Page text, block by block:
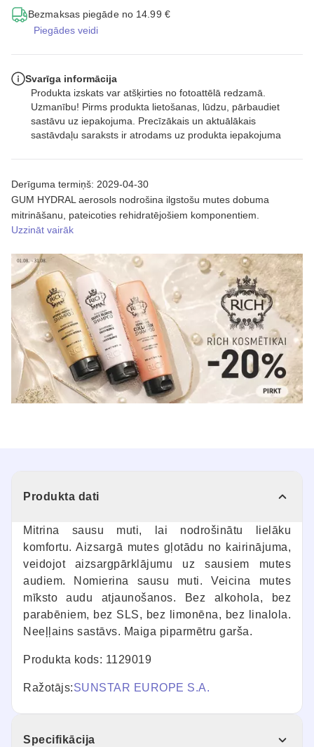
Bezmaksas piegāde no 14.99 €
Piegādes veidi
Derīguma termiņš: 2029-04-30
GUM HYDRAL aerosols nodrošina ilgstošu mutes dobuma
mitrināšanu, pateicoties rehidratējošiem komponentiem.
Uzzināt vairāk
Svarīga informācija
Produkta izskats var atšķirties no fotoattēlā redzamā.
Uzmanību! Pirms produkta lietošanas, lūdzu, pārbaudiet
sastāvu uz iepakojuma. Precīzākais un aktuālākais
sastāvdaļu saraksts ir atrodams uz produkta iepakojuma
Produkta dati
Mitrina sausu muti, lai nodrošinātu lielāku
komfortu. Aizsargā mutes gļotādu no kairinājuma,
veidojot aizsargpārklājumu uz sausiem mutes
audiem. Nomierina sausu muti. Veicina mutes
mīksto audu atjaunošanos. Bez alkohola, bez
parabēniem, bez SLS, bez limonēna, bez linalola.
Neeļļains sastāvs. Maiga piparmētru garša.
Produkta kods: 1129019
Ražotājs:SUNSTAR EUROPE S.A.
Specifikācija